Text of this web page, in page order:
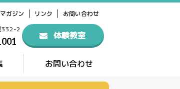
ガジン リンク お問い合わせ
体験教室
332-2
お問い合わせ